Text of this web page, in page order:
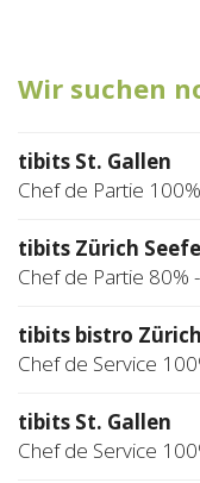
Login
Wir suchen
tibits St. Gallen
Chef de Partie 100%
tibits Zürich
Chef de Partie 80%
tibits bistro Zürich
Chef de Service
tibits St. Gallen
Chef de Service